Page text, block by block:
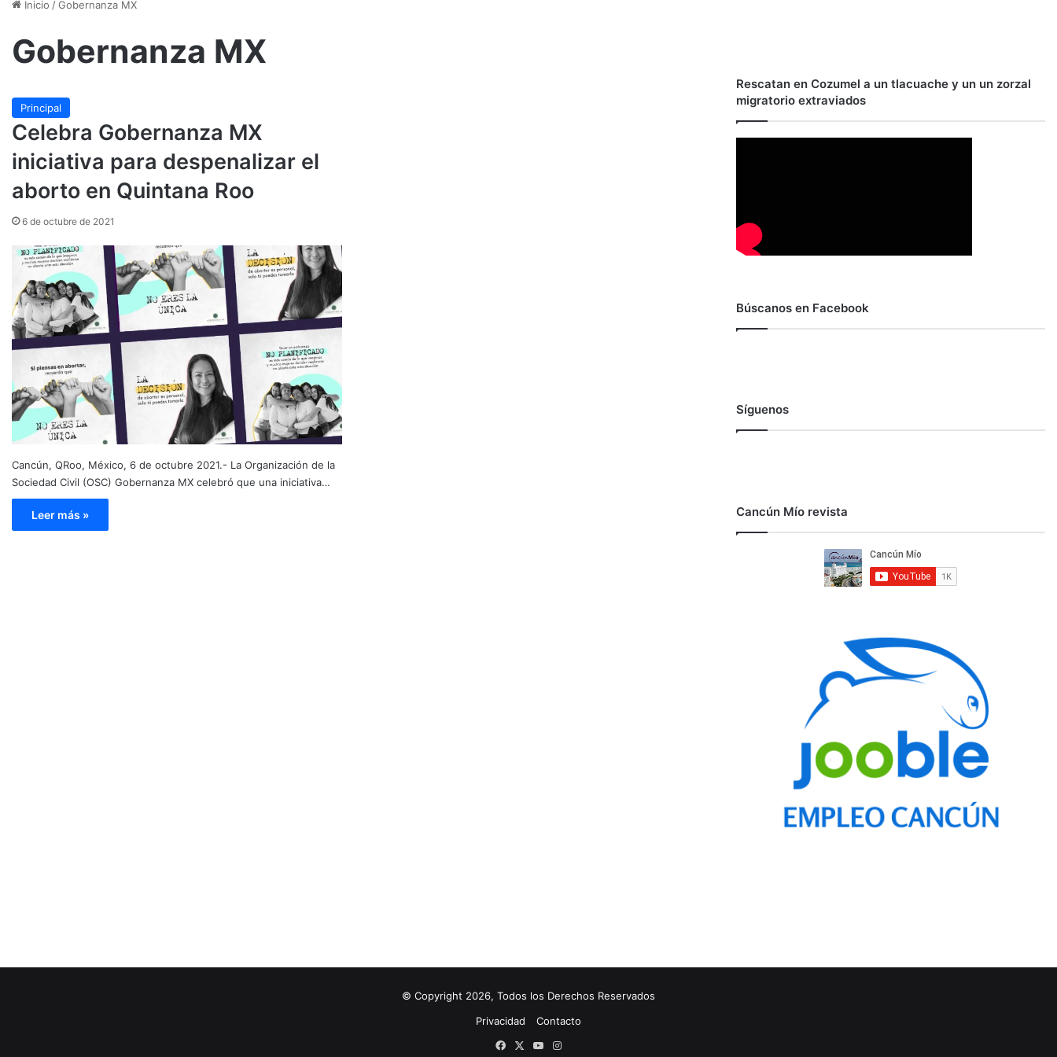
Inicio /Gobernanza MX
Gobernanza MX
Principal
Celebra Gobernanza MX
iniciativa para despenalizar el
aborto en Quintana Roo
6 de octubre de 2021
Cancún, QRoo, México, 6 de octubre 2021.- La Organización de la
Sociedad Civil (OSC) Gobernanza MX celebró que una iniciativa…
Leer más »
Rescatan en Cozumel a un tlacuache y un un zorzal
migratorio extraviados
Búscanos en Facebook
Síguenos
Cancún Mío revista
© Copyright 2026, Todos los Derechos Reservados
Privacidad
Contacto
FacebookYouTubeInstagram